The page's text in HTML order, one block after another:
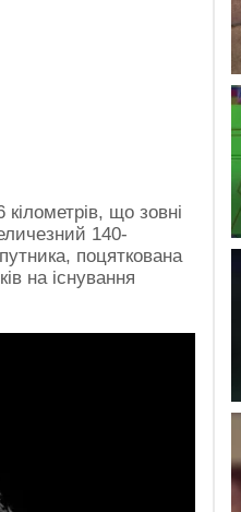
що зовні
140-
поцяткована
на існування